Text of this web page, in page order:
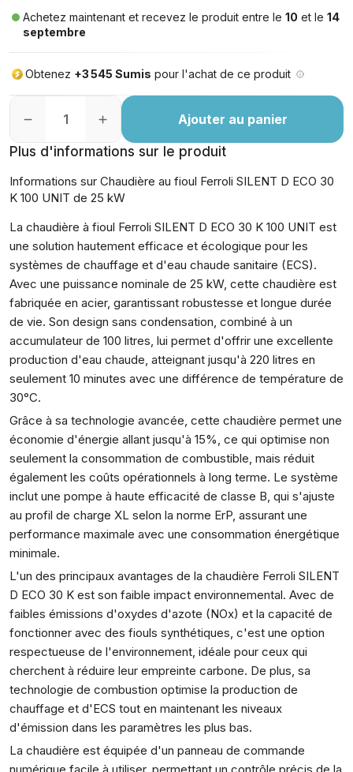
Achetez maintenant et recevez le produit entre le 10 et le 14
septembre
Obtenez +3 545 Sumis pour l'achat de ce produit
Ajouter au panier
Plus d'informations sur le produit
Informations sur Chaudière au fioul Ferroli SILENT D ECO 30
K 100 UNIT de 25 kW
La chaudière à fioul Ferroli SILENT D ECO 30 K 100 UNIT est
une solution hautement efficace et écologique pour les
systèmes de chauffage et d'eau chaude sanitaire (ECS).
Avec une puissance nominale de 25 kW, cette chaudière est
fabriquée en acier, garantissant robustesse et longue durée
de vie. Son design sans condensation, combiné à un
accumulateur de 100 litres, lui permet d'offrir une excellente
production d'eau chaude, atteignant jusqu'à 220 litres en
seulement 10 minutes avec une différence de température de
30°C.
Grâce à sa technologie avancée, cette chaudière permet une
économie d'énergie allant jusqu'à 15%, ce qui optimise non
seulement la consommation de combustible, mais réduit
également les coûts opérationnels à long terme. Le système
inclut une pompe à haute efficacité de classe B, qui s'ajuste
au profil de charge XL selon la norme ErP, assurant une
performance maximale avec une consommation énergétique
minimale.
L'un des principaux avantages de la chaudière Ferroli SILENT
D ECO 30 K est son faible impact environnemental. Avec de
faibles émissions d'oxydes d'azote (NOx) et la capacité de
fonctionner avec des fiouls synthétiques, c'est une option
respectueuse de l'environnement, idéale pour ceux qui
cherchent à réduire leur empreinte carbone. De plus, sa
technologie de combustion optimise la production de
chauffage et d'ECS tout en maintenant les niveaux
d'émission dans les paramètres les plus bas.
La chaudière est équipée d'un panneau de commande